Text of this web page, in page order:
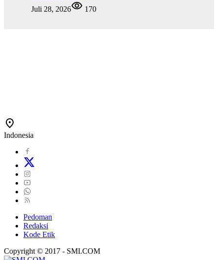
Juli 28, 2026
170
Indonesia
Pedoman
Redaksi
Kode Etik
Copyright © 2017 - SMI.COM